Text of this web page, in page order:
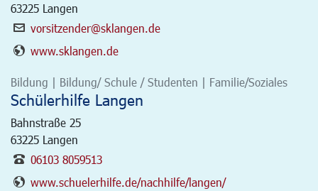
63225 Langen
vorsitzender@sklangen.de
www.sklangen.de
Bildung | Bildung/ Schule / Studenten | Familie/Soziales
Schülerhilfe Langen
Bahnstraße 25
63225 Langen
06103 8059513
www.schuelerhilfe.de/nachhilfe/langen/